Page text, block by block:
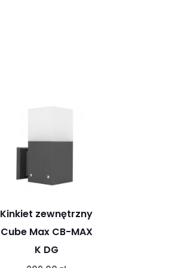
Kinkiet zewnętrzny
Cube Max CB-MAX
K DG